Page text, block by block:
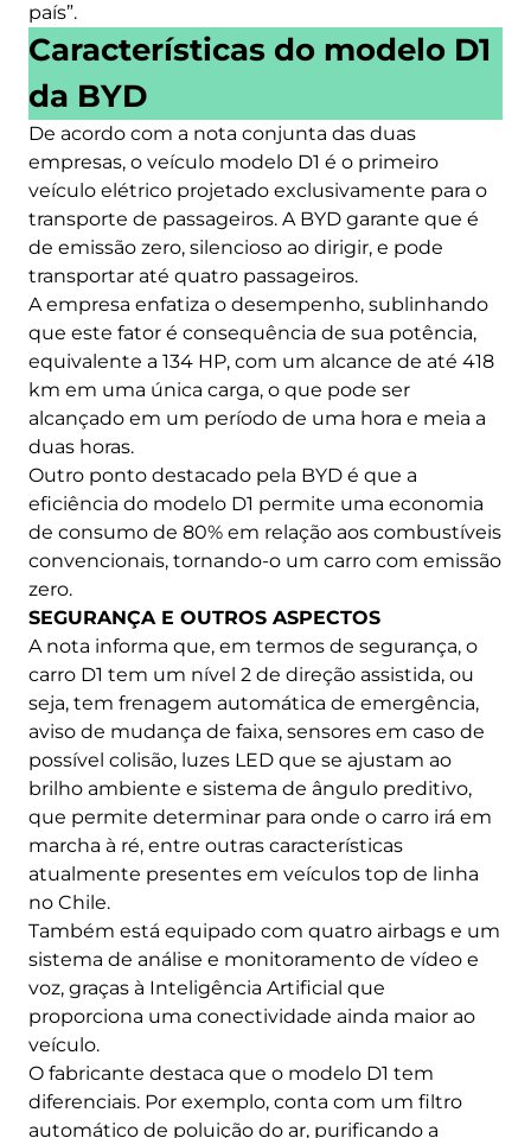
país”.
Características do modelo D1
da BYD
De acordo com a nota conjunta das duas
empresas, o veículo modelo D1 é o primeiro
veículo elétrico projetado exclusivamente para o
transporte de passageiros. A BYD garante que é
de emissão zero, silencioso ao dirigir, e pode
transportar até quatro passageiros.
A empresa enfatiza o desempenho, sublinhando
que este fator é consequência de sua potência,
equivalente a 134 HP, com um alcance de até 418
km em uma única carga, o que pode ser
alcançado em um período de uma hora e meia a
duas horas.
Outro ponto destacado pela BYD é que a
eficiência do modelo D1 permite uma economia
de consumo de 80% em relação aos combustíveis
convencionais, tornando-o um carro com emissão
zero.
SEGURANÇA E OUTROS ASPECTOS
A nota informa que, em termos de segurança, o
carro D1 tem um nível 2 de direção assistida, ou
seja, tem frenagem automática de emergência,
aviso de mudança de faixa, sensores em caso de
possível colisão, luzes LED que se ajustam ao
brilho ambiente e sistema de ângulo preditivo,
que permite determinar para onde o carro irá em
marcha à ré, entre outras características
atualmente presentes em veículos top de linha
no Chile.
Também está equipado com quatro airbags e um
sistema de análise e monitoramento de vídeo e
voz, graças à Inteligência Artificial que
proporciona uma conectividade ainda maior ao
veículo.
O fabricante destaca que o modelo D1 tem
diferenciais. Por exemplo, conta com um filtro
automático de poluição do ar, purificando a